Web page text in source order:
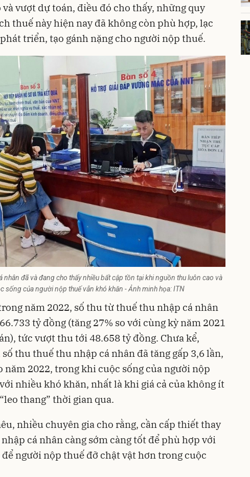
vượt dự toán, điều đó cho thấy, những quy
thuế này hiện nay đã không còn phù hợp, lạc
triển, tạo gánh nặng cho người nộp thuế.
nhân đã và đang cho thấy nhiều bất cập tồn tại khi nguồn thu luôn cao và
sống của người nộp thuế vẫn khó khăn - Ảnh minh họa: ITN
năm 2022, số thu từ thuế thu nhập cá nhân
tỷ đồng (tăng 27% so với cùng kỳ năm 2021
tức vượt thu tới 48.658 tỷ đồng. Chưa kể,
thu thuế thu nhập cá nhân đã tăng gấp 3,6 lần,
năm 2022, trong khi cuộc sống của người nộp
nhiều khó khăn, nhất là khi giá cả của không ít
thang” thời gian qua.
nhiều chuyên gia cho rằng, cần cấp thiết thay
cá nhân càng sớm càng tốt để phù hợp với
người nộp thuế đỡ chật vật hơn trong cuộc